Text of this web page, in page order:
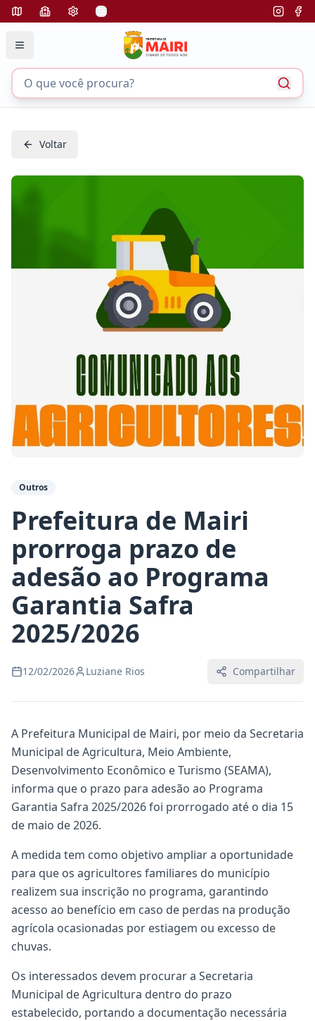
Voltar
Outros
Prefeitura de Mairi
prorroga prazo de
adesão ao Programa
Garantia Safra
2025/2026
12/02/2026 Luziane Rios Compartilhar
A Prefeitura Municipal de Mairi, por meio da Secretaria
Municipal de Agricultura, Meio Ambiente,
Desenvolvimento Econômico e Turismo (SEAMA),
informa que o prazo para adesão ao Programa
Garantia Safra 2025/2026 foi prorrogado até o dia 15
de maio de 2026.
A medida tem como objetivo ampliar a oportunidade
para que os agricultores familiares do município
realizem sua inscrição no programa, garantindo
acesso ao benefício em caso de perdas na produção
agrícola ocasionadas por estiagem ou excesso de
chuvas.
Os interessados devem procurar a Secretaria
Municipal de Agricultura dentro do prazo
estabelecido, portando a documentação necessária